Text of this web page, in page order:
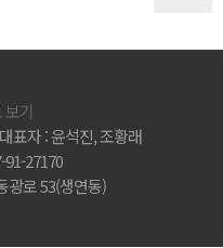
보기
표자 : 윤석진, 조황래
91-27170
광로 53(생연동)